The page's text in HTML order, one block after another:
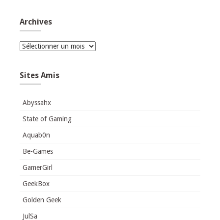
Archives
Archives
Sites Amis
Abyssahx
State of Gaming
Aquab0n
Be-Games
GamerGirl
GeekBox
Golden Geek
JulSa